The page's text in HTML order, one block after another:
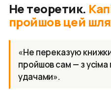
Не теоретик.
пройшов цей
«Не переказую
пройшов сам — з
удачами».